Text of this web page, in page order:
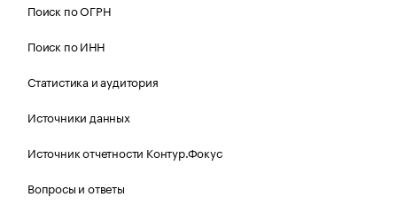
Поиск по ОГРН
Поиск по ИНН
Статистика и аудитория
Источники данных
Источник отчетности Контур.Фокус
Вопросы и ответы